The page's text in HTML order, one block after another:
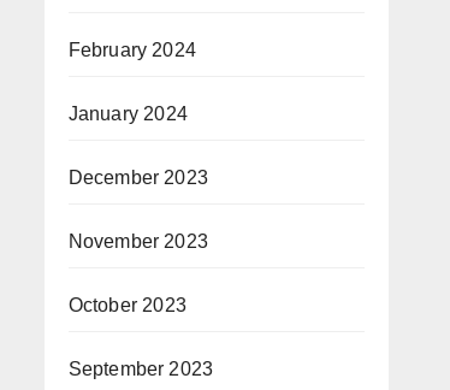
February 2024
January 2024
December 2023
November 2023
October 2023
September 2023